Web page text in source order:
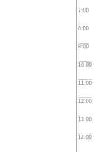
7:00
8:00
9:00
10:00
11:00
12:00
13:00
14:00